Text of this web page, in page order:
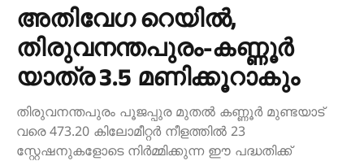
അതിവേഗ റെയിൽ,
തിരുവനന്തപുരം-കണ്ണൂർ
യാത്ര 3.5 മണിക്കൂറാകും
തിരുവനന്തപുരം പൂജപ്പുര മുതൽ കണ്ണൂർ മുണ്ടയാട്
വരെ 473.20 കിലോമീറ്റർ നീളത്തിൽ 23
സ്റ്റേഷനുകളോടെ നിർമ്മിക്കുന്ന ഈ പദ്ധതിക്ക്